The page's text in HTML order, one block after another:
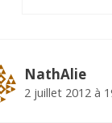
NathAlie
2 juillet 2012 à